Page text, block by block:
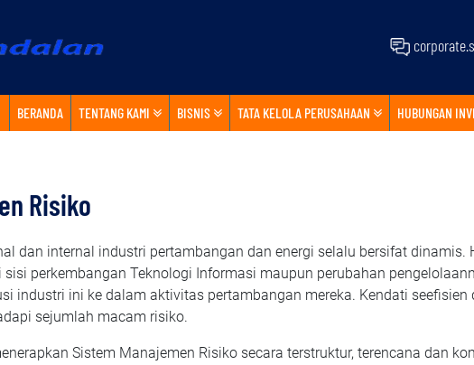
BERANDA TENTANG KAMI BISNIS TATA KELOLA PERUSAHAAN HUBUNGAN
Risiko
dan internal industri pertambangan dan energi selalu bersifat
perkembangan Teknologi Informasi maupun perubahan
industri ini ke dalam aktivitas pertambangan mereka. Kendati
sejumlah macam risiko.
Sistem Manajemen Risiko secara terstruktur, terencana dan